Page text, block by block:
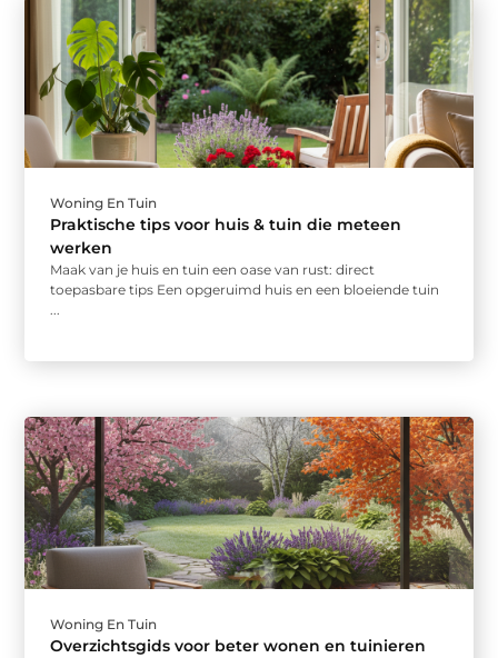
Woning En Tuin
Praktische tips voor huis & tuin die meteen
werken
Maak van je huis en tuin een oase van rust: direct
toepasbare tips Een opgeruimd huis en een bloeiende tuin
Woning En Tuin
Overzichtsgids voor beter wonen en tuinieren